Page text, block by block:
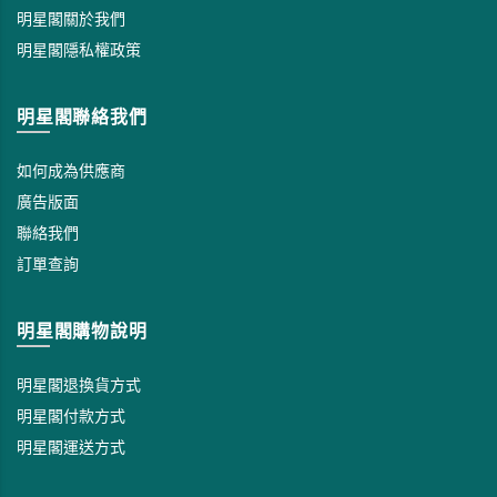
明星閣關於我們
明星閣隱私權政策
明星閣聯絡我們
如何成為供應商
廣告版面
聯絡我們
訂單查詢
明星閣購物說明
明星閣退換貨方式
明星閣付款方式
明星閣運送方式